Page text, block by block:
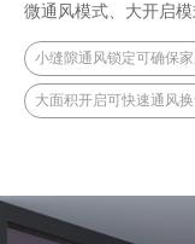
微通风模式、大开启
小缝隙通风锁定可确保
大面积开启可快速通风